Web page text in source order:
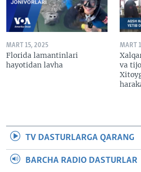
MART 15, 2025
Florida lamantinlari
hayotidan lavha
MART
va
TV DASTURLARGA QARANG
BARCHA RADIO DASTURLAR